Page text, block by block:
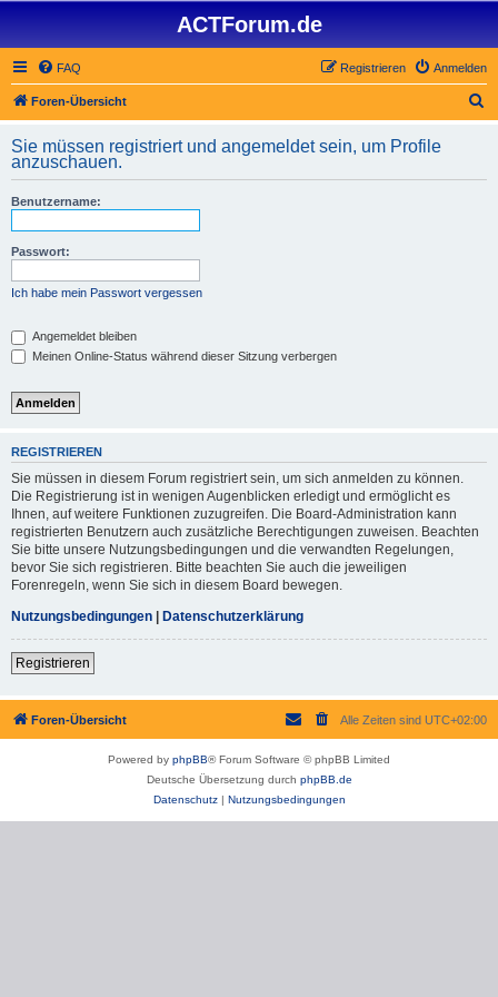
ACTForum.de
FAQ Anmelden
Registrieren
Foren-Übersicht
h
Sie müssen registriert und angemeldet sein, um Profile
anzuschauen.
Benutzername:
Passwort:
Ich habe mein Passwort vergessen
Angemeldet bleiben
Meinen Online-Status während dieser Sitzung verbergen
REGISTRIEREN
Sie müssen in diesem Forum registriert sein, um sich anmelden zu können.
Die Registrierung ist in wenigen Augenblicken erledigt und ermöglicht es
Ihnen, auf weitere Funktionen zuzugreifen. Die Board-Administration kann
registrierten Benutzern auch zusätzliche Berechtigungen zuweisen. Beachten
Sie bitte unsere Nutzungsbedingungen und die verwandten Regelungen,
bevor Sie sich registrieren. Bitte beachten Sie auch die jeweiligen
Forenregeln, wenn Sie sich in diesem Board bewegen.
Nutzungsbedingungen | Datenschutzerklärung
Registrieren
Foren-Übersicht Alle Zeiten sind UTC+02:00
Powered by phpBB® Forum Software © phpBB Limited
Deutsche Übersetzung durch phpBB.de
Datenschutz| Nutzungsbedingungen